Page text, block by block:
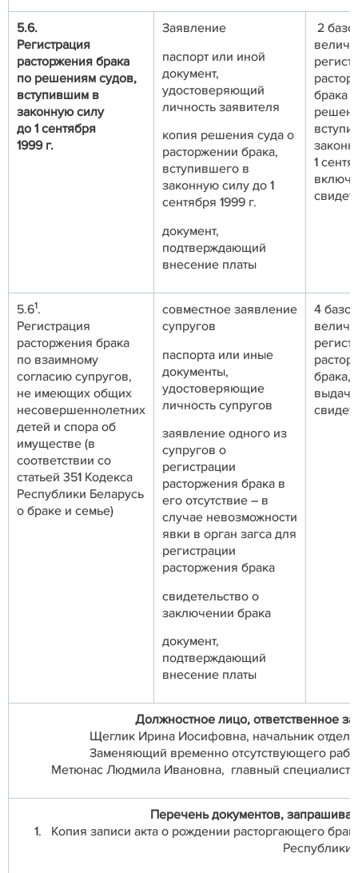
5.6.
Регистрация
расторжения брака
по решениям судов,
вступившим в
законную силу
до 1 сентября
1999 г.
Заявление
паспорт или иной
документ,
удостоверяющий
личность заявителя
копия решения суда о
расторжении брака,
вступившего в
законную силу до 1
сентября 1999 г.
документ,
подтверждающий
внесение платы
2
брака
1
5.61.
Регистрация
расторжения брака
по взаимному
согласию супругов,
не имеющих общих
несовершеннолетних
детей и спора об
имуществе (в
соответствии со
статьей 351 Кодекса
Республики Беларусь
о браке и семье)
совместное заявление
супругов
паспорта или иные
документы,
удостоверяющие
личность супругов
заявление одного из
супругов о
регистрации
расторжения брака в
его отсутствие – в
случае невозможности
явки в орган загса для
регистрации
расторжения брака
свидетельство о
заключении брака
документ,
подтверждающий
внесение платы
4
брака,
выдачу
Должностное лицо, ответственное
Щеглик Ирина Иосифовна, начальник
Заменяющий временно отсутствующего
Метюнас Людмила Ивановна, главный специалист
Перечень документов,
1. Копия записи акта о рождении расторгающего
Республики